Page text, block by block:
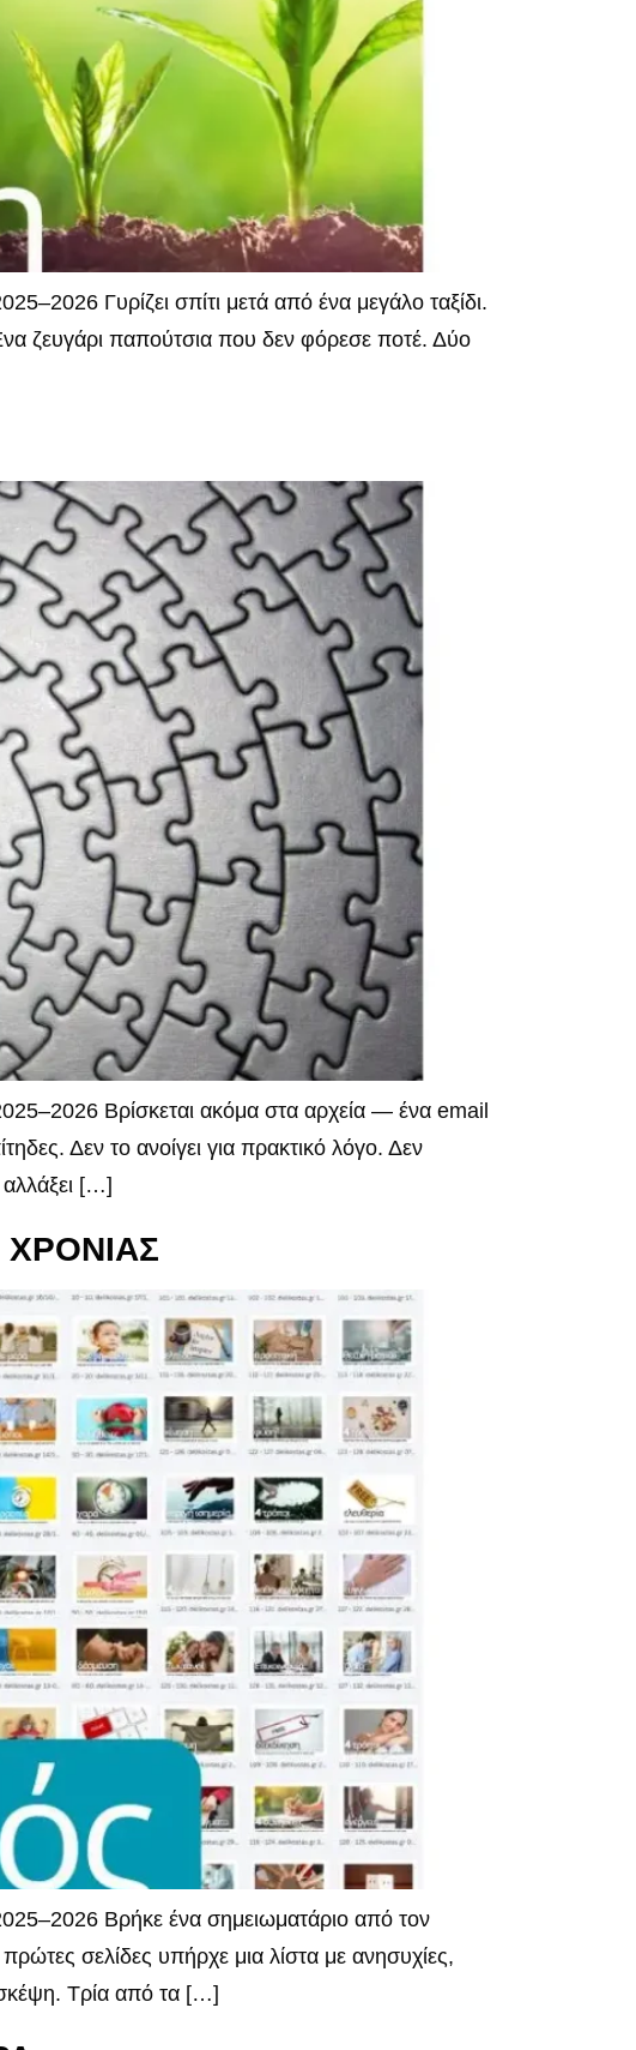
Γυρίζει σπίτι μετά από ένα μεγάλο ταξίδι.
Ένα ζευγάρι παπούτσια που δεν φόρεσε ποτέ. Δύο
Βρίσκεται ακόμα στα αρχεία — ένα email
Δεν το ανοίγει για πρακτικό λόγο. Δεν
αλλάξει […]
Βρήκε ένα σημειωματάριο από τον
σελίδες υπήρχε μια λίστα με ανησυχίες,
σκέψη. Τρία από τα […]